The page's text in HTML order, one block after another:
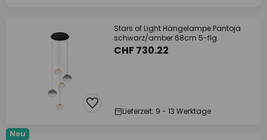
Stars of Light Hängelampe Pantoja
schwarz/amber 68cm 5-flg.
CHF 730.22
Lieferzeit: 9 - 13 Werktage
Neu